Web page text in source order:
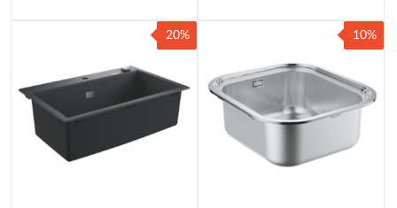
6.500.000 ₫.
là:
5.225.000 ₫.
8.500.000 ₫.
là:
6.561.000 ₫.
20% 10%